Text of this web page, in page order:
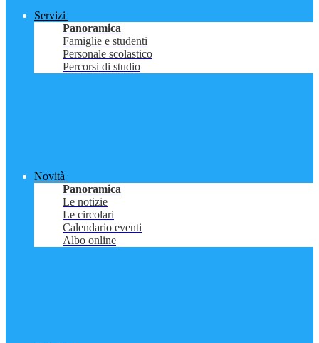
Servizi
Panoramica
Famiglie e studenti
Personale scolastico
Percorsi di studio
Novità
Panoramica
Le notizie
Le circolari
Calendario eventi
Albo online